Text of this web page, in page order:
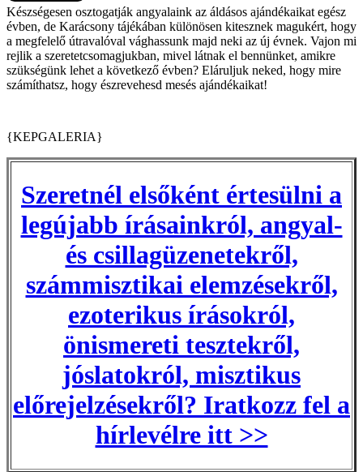
Készségesen osztogatják angyalaink az áldásos ajándékaikat egész
évben, de Karácsony tájékában különösen kitesznek magukért, hogy
a megfelelő útravalóval vághassunk majd neki az új évnek. Vajon mi
rejlik a szeretetcsomagjukban, mivel látnak el bennünket, amikre
szükségünk lehet a következő évben? Eláruljuk neked, hogy mire
számíthatsz, hogy észrevehesd mesés ajándékaikat!
{KEPGALERIA}
Szeretnél elsőként értesülni a
legújabb írásainkról, angyal-
és csillagüzenetekről,
számmisztikai elemzésekről,
ezoterikus írásokról,
önismereti tesztekről,
jóslatokról, misztikus
előrejelzésekről? Iratkozz fel a
hírlevélre itt >>